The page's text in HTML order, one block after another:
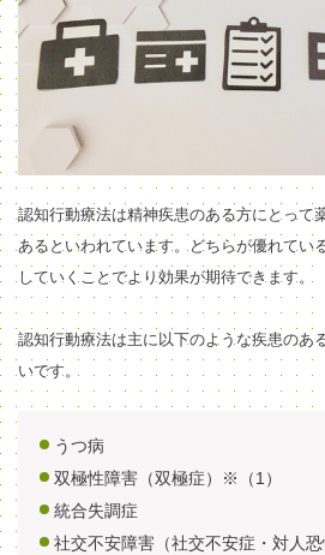
認知行動療法は精神疾患のある方にとって
あるといわれています。どちらが優れてい
していくことでより効果が期待できます。
認知行動療法は主に以下のような疾患のあ
いです。
うつ病
双極性障害（双極症）※（1）
統合失調症
社交不安障害（社交不安症・対人恐